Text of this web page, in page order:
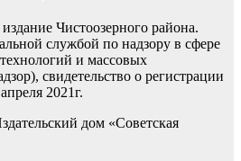
издание Чистоозерного района.
службой по надзору в сфере
и массовых
свидетельство о регистрации
2021г.
дом «Советская